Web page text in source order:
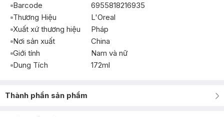
Barcode
6955818216935
Thương Hiệu
L'Oreal
Xuất xứ thương hiệu
Pháp
Nơi sản xuất
China
Giới tính
Nam và nữ
Dung Tích
172ml
Thành phần sản phẩm